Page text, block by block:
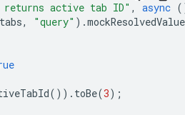
returns active tab ID" , async
tabs, "query" ).mockResolvedValue
()). toBe(3);